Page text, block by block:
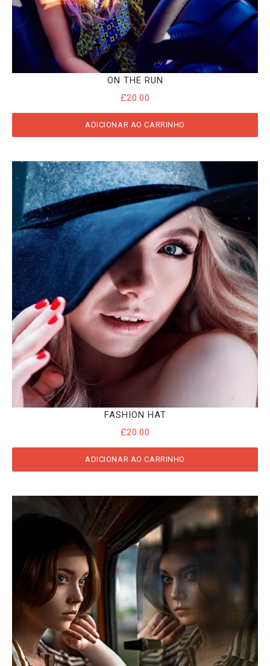
ON THE RUN
£20.00
ADICIONAR AO CARRINHO
FASHION HAT
£20.00
ADICIONAR AO CARRINHO